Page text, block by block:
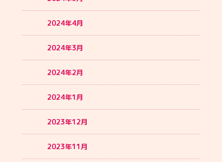
2024年4月
2024年3月
2024年2月
2024年1月
2023年12月
2023年11月